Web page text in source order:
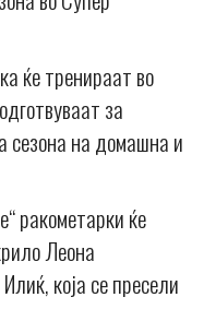
ќе тренираат во
за
сезона на домашна и
ракометарки ќе
Леона
која се пресели